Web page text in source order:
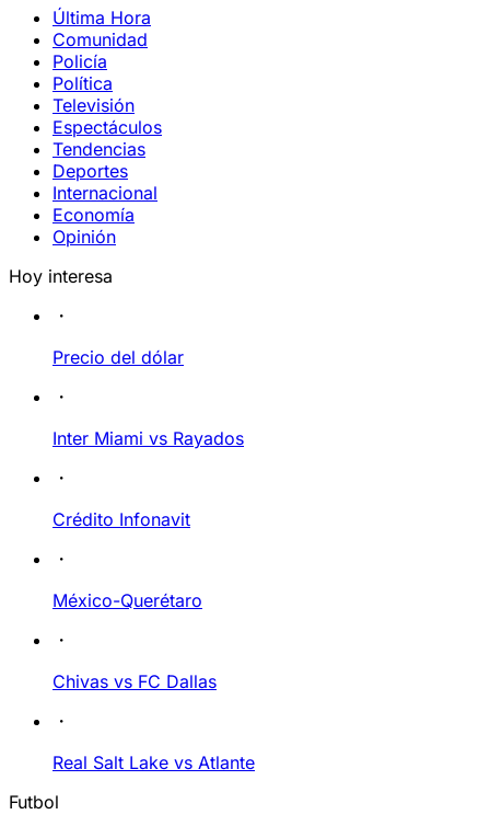
Última Hora
Comunidad
Policía
Política
Televisión
Espectáculos
Tendencias
Deportes
Internacional
Economía
Opinión
Hoy interesa
Precio del dólar
Inter Miami vs Rayados
Crédito Infonavit
México-Querétaro
Chivas vs FC Dallas
Real Salt Lake vs Atlante
Futbol